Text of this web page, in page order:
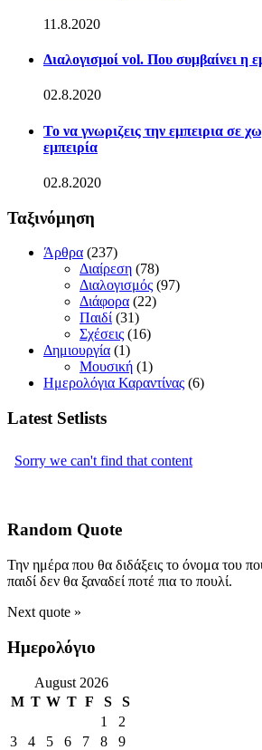
11.8.2020
Διαλογισμοί vol. Που συμβαίνει η
02.8.2020
Το να γνωριζεις την εμπειρια σε
εμπειρία
02.8.2020
Ταξινόμηση
Άρθρα (237)
Διαίρεση (78)
Διαλογισμός (97)
Διάφορα (22)
Παιδί (31)
Σχέσεις (16)
Δημιουργία (1)
Μουσική (1)
Ημερολόγια Καραντίνας (6)
Latest Setlists
Random Quote
Την ημέρα που θα διδάξεις το όνομα του
παιδί δεν θα ξαναδεί ποτέ πια το πουλί.
Next quote »
Ημερολόγιο
August 2026
M T W T F S S
1
2
3
4 5 6 7 8
9